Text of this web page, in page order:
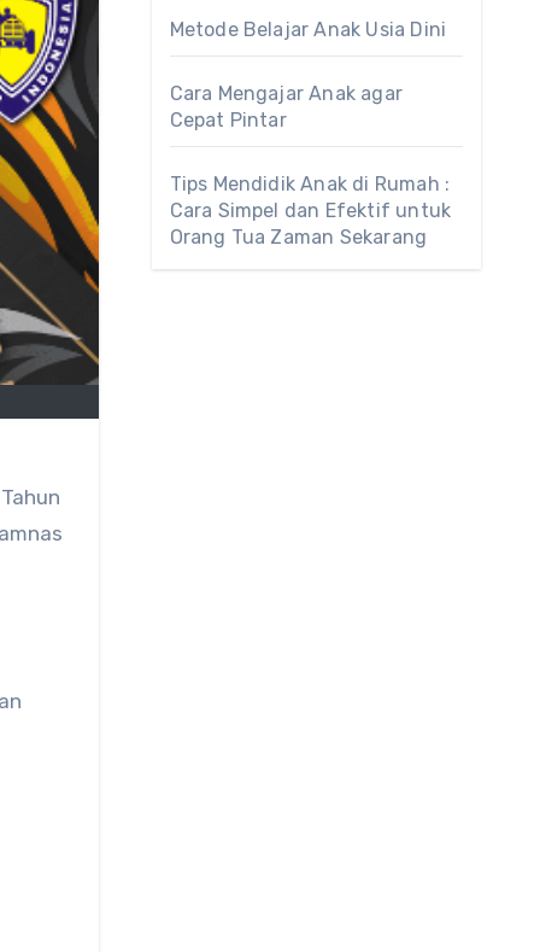
Metode Belajar Anak Usia Dini
Cara Mengajar Anak agar
Cepat Pintar
Tips Mendidik Anak di Rumah :
Cara Simpel dan Efektif untuk
Orang Tua Zaman Sekarang